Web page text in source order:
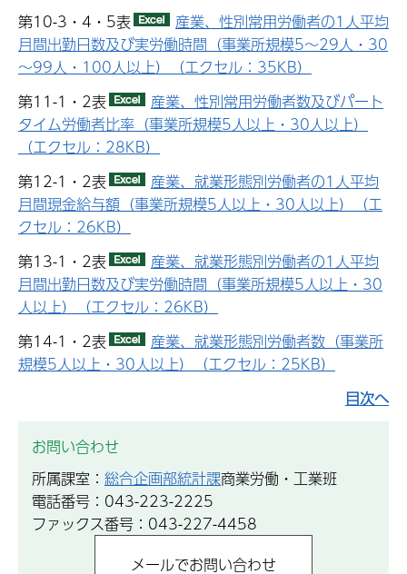
第10-3・4・5表
産業、性別常用労働者の1人平均
月間出勤日数及び実労働時間（事業所規模5～29人・30
～99人・100人以上）（エクセル：35KB）
第11-1・2表
産業、性別常用労働者数及びパート
タイム労働者比率（事業所規模5人以上・30人以上）
（エクセル：28KB）
第12-1・2表
産業、就業形態別労働者の1人平均
月間現金給与額（事業所規模5人以上・30人以上）（エ
クセル：26KB）
第13-1・2表
産業、就業形態別労働者の1人平均
月間出勤日数及び実労働時間（事業所規模5人以上・30
人以上）（エクセル：26KB）
第14-1・2表
産業、就業形態別労働者数（事業所
規模5人以上・30人以上）（エクセル：25KB）
目次へ
お問い合わせ
所属課室： 総合企画部統計課商業労働・工業班
電話番号：043-223-2225
ファックス番号：043-227-4458